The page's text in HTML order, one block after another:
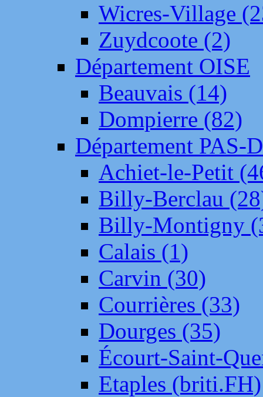
Wicres-Village
Zuydcoote (2)
Département OISE
Beauvais (14)
Dompierre (82)
Département PAS-
Achiet-le-Petit
Billy-Berclau
Billy-Montigny
Calais (1)
Carvin (30)
Courrières (33)
Dourges (35)
Écourt-Saint-
Etaples (briti.FH)